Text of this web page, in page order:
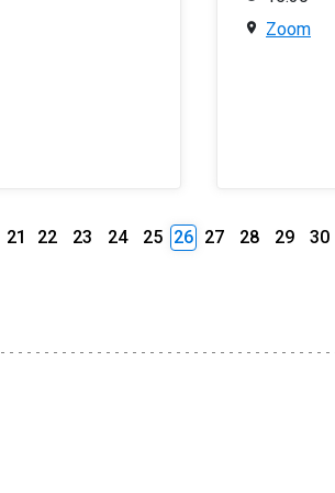
Zoom
21 22 23 24 25 26 27 28 29 30